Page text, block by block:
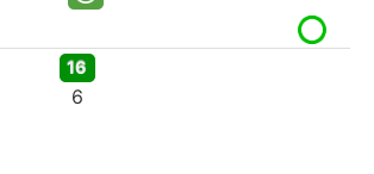
16
6